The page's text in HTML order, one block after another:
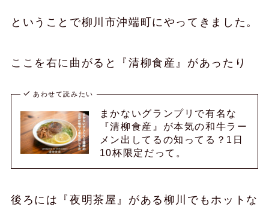
ということで柳川市沖端町にやってきました。
ここを右に曲がると『清柳食産』があったり
あわせて読みたい
まかないグランプリで有名な
『清柳食産』が本気の和牛ラー
メン出してるの知ってる？1日
10杯限定だって。
後ろには『夜明茶屋』がある柳川でもホットな